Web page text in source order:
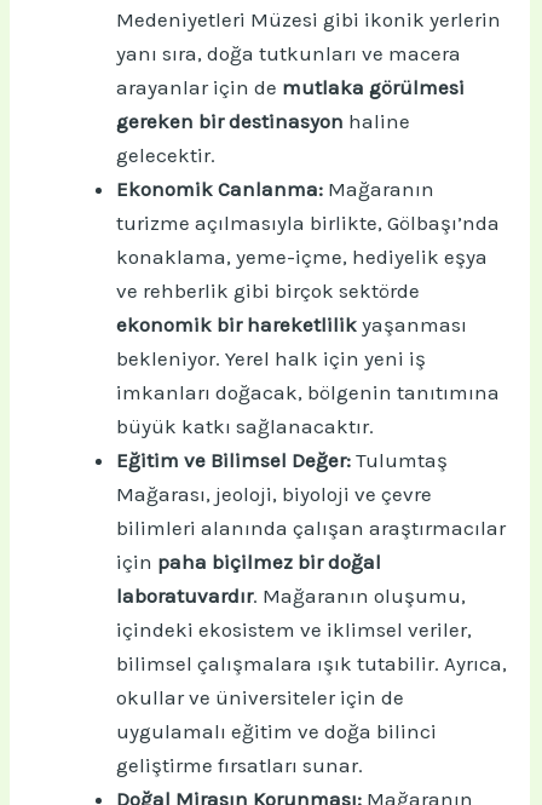
Medeniyetleri Müzesi gibi ikonik yerlerin
yanı sıra, doğa tutkunları ve macera
arayanlar için de mutlaka görülmesi
gereken bir destinasyon haline
gelecektir.
Ekonomik Canlanma: Mağaranın
turizme açılmasıyla birlikte, Gölbaşı’nda
konaklama, yeme-içme, hediyelik eşya
ve rehberlik gibi birçok sektörde
ekonomik bir hareketlilik yaşanması
bekleniyor. Yerel halk için yeni iş
imkanları doğacak, bölgenin tanıtımına
büyük katkı sağlanacaktır.
Eğitim ve Bilimsel Değer: Tulumtaş
Mağarası, jeoloji, biyoloji ve çevre
bilimleri alanında çalışan araştırmacılar
için paha biçilmez bir doğal
laboratuvardır. Mağaranın oluşumu,
içindeki ekosistem ve iklimsel veriler,
bilimsel çalışmalara ışık tutabilir. Ayrıca,
okullar ve üniversiteler için de
uygulamalı eğitim ve doğa bilinci
geliştirme fırsatları sunar.
Doğal Mirasın Korunması: Mağaranın